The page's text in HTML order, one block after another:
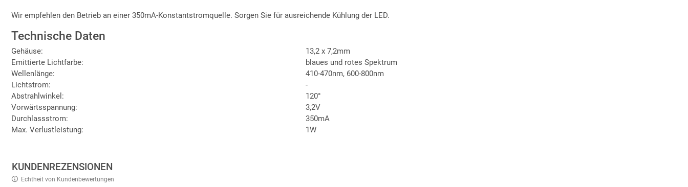
Wir empfehlen den Betrieb an einer 350mA-Konstantstromquelle. Sorgen Sie für ausreichende Kühlung der LED.
Technische Daten
Gehäuse:
13,2 x 7,2mm
Emittierte Lichtfarbe:
blaues und rotes Spektrum
Wellenlänge:
410-470nm, 600-800nm
Lichtstrom:
-
Abstrahlwinkel:
120°
Vorwärtsspannung:
3,2V
Durchlassstrom:
350mA
Max. Verlustleistung:
1W
KUNDENREZENSIONEN
Echtheit von Kundenbewertungen